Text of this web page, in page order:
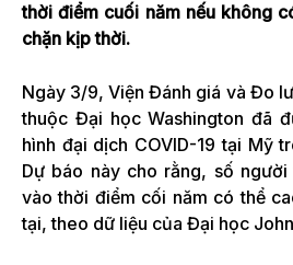
thời điểm cuối năm nếu không
chặn kịp thời.
Ngày 3/9, Viện Đánh giá và Đo
thuộc Đại học Washington đã
hình đại dịch COVID-19 tại Mỹ
Dự báo này cho rằng, số người
vào thời điểm cối năm có thể
tại, theo dữ liệu của Đại học